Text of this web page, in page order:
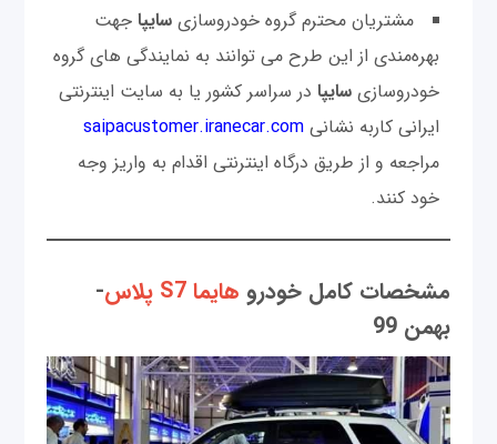
مشتریان محترم گروه خودروسازی سایپاجهت
بهره‌مندی از این طرح می توانند به نمایندگی های گروه
خودروسازیسایپا در سراسر کشور یا به سایت اینترنتی
ایرانی کاربه نشانی saipacustomer.iranecar.com
مراجعه و از طریق درگاه اینترنتی اقدام به واریز وجه
خود کنند.
مشخصات کامل خودرو هایما S7 پلاس
-
بهمن 99